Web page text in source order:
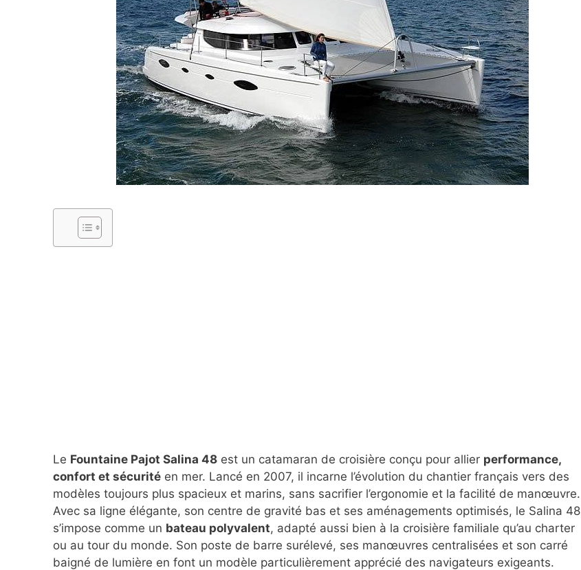
Le Fountaine Pajot Salina 48 est un catamaran de croisière conçu pour allier performance,
confort et sécurité en mer. Lancé en 2007, il incarne l’évolution du chantier français vers des
modèles toujours plus spacieux et marins, sans sacrifier l’ergonomie et la facilité de manœuvre.
Avec sa ligne élégante, son centre de gravité bas et ses aménagements optimisés, le Salina 48
s’impose comme un bateau polyvalent, adapté aussi bien à la croisière familiale qu’au charter
ou au tour du monde. Son poste de barre surélevé, ses manœuvres centralisées et son carré
baigné de lumière en font un modèle particulièrement apprécié des navigateurs exigeants.